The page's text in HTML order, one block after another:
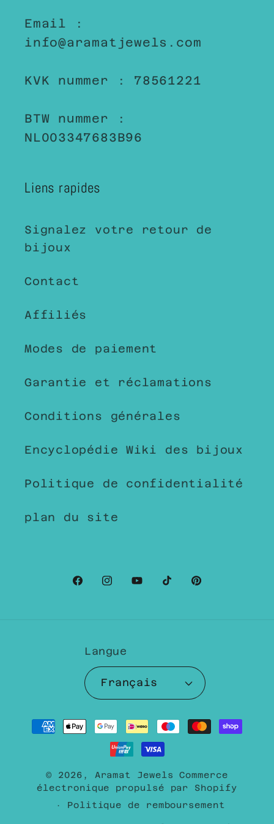
Email :
info@aramatjewels.com
KVK nummer : 78561221
BTW nummer :
NL003347683B96
Liens rapides
Signalez votre retour de
bijoux
Contact
Affiliés
Modes de paiement
Garantie et réclamations
Conditions générales
Encyclopédie Wiki des bijoux
Politique de confidentialité
plan du site
Facebook
Instagram
YouTubeTikTokPinterest
Langue
Français
Moyens
© 2026, Aramat JewelsCommerce
électronique propulsé par Shopify
Politique de remboursement